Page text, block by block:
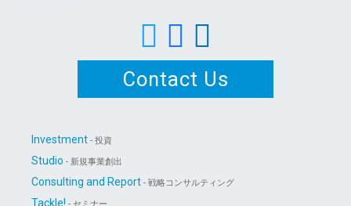
Contact Us
Investment - 投資
Studio - 新規事業創出
Consulting and Report - 戦略コンサルティング
Tackle! - セミナー